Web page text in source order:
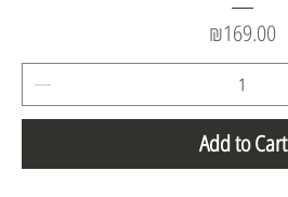
Price
₪169.00
Add to Cart